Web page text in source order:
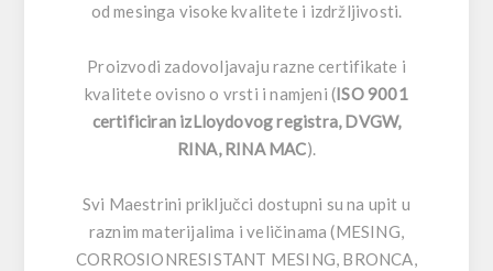
od mesinga visoke kvalitete i izdržljivosti.
Proizvodi zadovoljavaju razne certifikate i
kvalitete ovisno o vrsti i namjeni (ISO 9001
certificiran izLloydovog registra, DVGW,
RINA, RINA MAC).
Svi Maestrini priključci dostupni su na upit u
raznim materijalima i veličinama (MESING,
CORROSIONRESISTANT MESING, BRONCA,